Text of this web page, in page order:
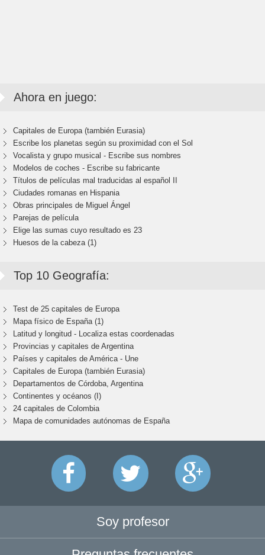
Ahora en juego:
Capitales de Europa (también Eurasia)
Escribe los planetas según su proximidad con el Sol
Vocalista y grupo musical - Escribe sus nombres
Modelos de coches - Escribe su fabricante
Títulos de películas mal traducidas al español II
Ciudades romanas en Hispania
Obras principales de Miguel Ángel
Parejas de película
Elige las sumas cuyo resultado es 23
Huesos de la cabeza (1)
Top 10 Geografía:
Test de 25 capitales de Europa
Mapa físico de España (1)
Latitud y longitud - Localiza estas coordenadas
Provincias y capitales de Argentina
Países y capitales de América - Une
Capitales de Europa (también Eurasia)
Departamentos de Córdoba, Argentina
Continentes y océanos (I)
24 capitales de Colombia
Mapa de comunidades autónomas de España
Soy profesor